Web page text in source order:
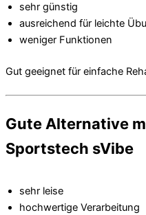
sehr günstig
ausreichend für leichte
weniger Funktionen
Gut geeignet für einfache
Gute Alternative
Sportstech sVibe
sehr leise
hochwertige Verarbeitung